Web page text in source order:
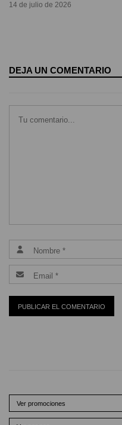
14 de julio de 2026
DEJA UN COMENTARIO
Ver promociones